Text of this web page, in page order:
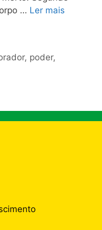
… Ler mais
, poder,